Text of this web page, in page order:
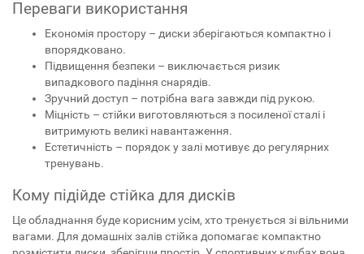
Переваги використання
Економія простору – диски зберігаються компактно і
впорядковано.
Підвищення безпеки – виключається ризик
випадкового падіння снарядів.
Зручний доступ – потрібна вага завжди під рукою.
Міцність – стійки виготовляються з посиленої сталі і
витримують великі навантаження.
Естетичність – порядок у залі мотивує до регулярних
тренувань.
Кому підійде стійка для дисків
Це обладнання буде корисним усім, хто тренується зі вільними
вагами. Для домашніх залів стійка допомагає компактно